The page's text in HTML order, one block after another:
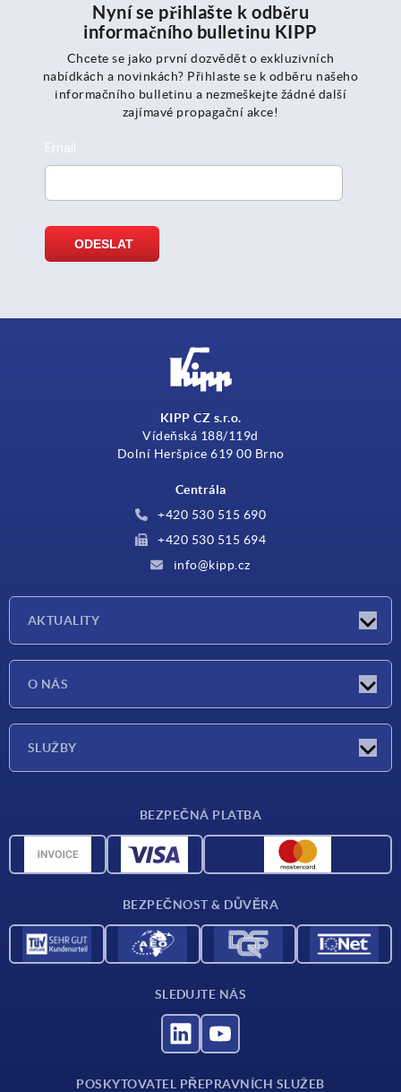
Nyní se přihlašte k odběru
informačního bulletinu KIPP
Chcete se jako první dozvědět o exkluzivních
nabídkách a novinkách? Přihlaste se k odběru našeho
informačního bulletinu a nezmeškejte žádné další
zajímavé propagační akce!
KIPP CZ s.r.o.
Vídeňská 188/119d
Dolní Heršpice 619 00 Brno
Centrála
+420 530 515 690
+420 530 515 694
info@kipp.cz
AKTUALITY
O NÁS
SLUŽBY
CAD data
BEZPEČNÁ PLATBA
BEZPEČNOST & DŮVĚRA
SLEDUJTE NÁS
POSKYTOVATEL PŘEPRAVNÍCH SLUŽEB